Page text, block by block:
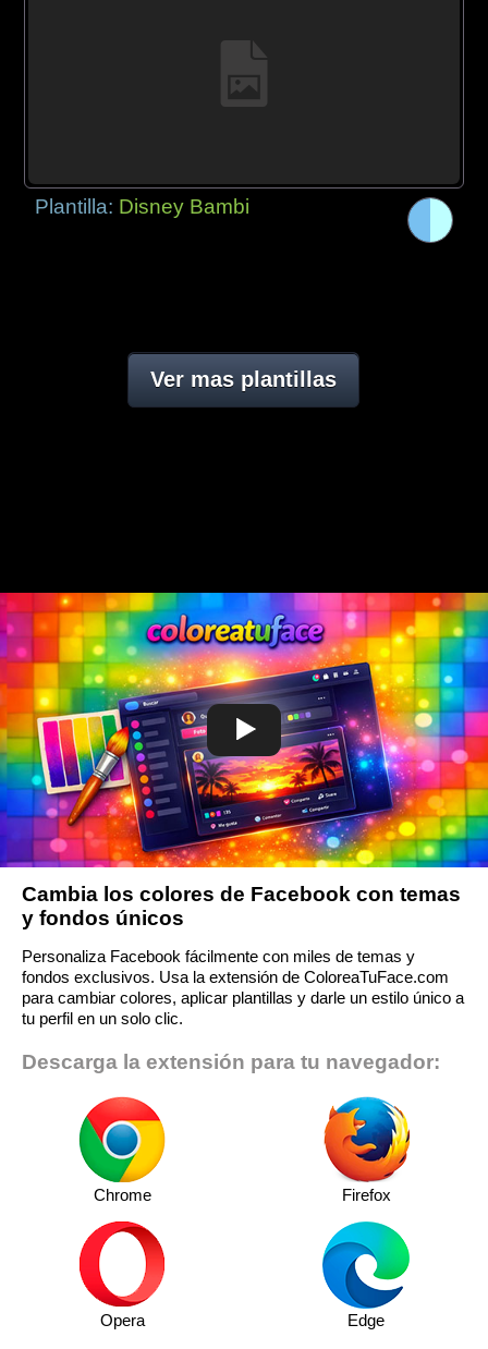
Plantilla: Disney Bambi
Ver mas plantillas
Cambia los colores de Facebook con temas
y fondos únicos
Personaliza Facebook fácilmente con miles de temas y
fondos exclusivos. Usa la extensión de ColoreaTuFace.com
para cambiar colores, aplicar plantillas y darle un estilo único a
tu perfil en un solo clic.
Descarga la extensión para tu navegador:
Chrome Firefox
Opera Edge